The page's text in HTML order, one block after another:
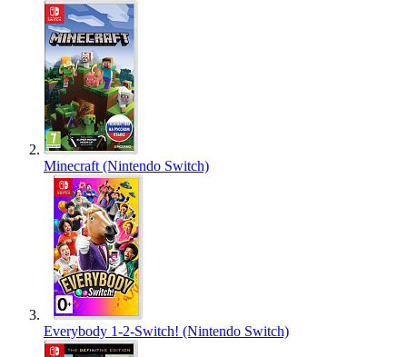
Minecraft (Nintendo Switch)
Everybody 1-2-Switch! (Nintendo Switch)